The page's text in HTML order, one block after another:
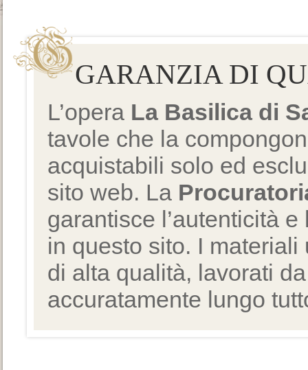
GARANZIA DI
L’opera La Basilica di
tavole che la
acquistabili solo ed
sito web. La
garantisce l’autenticità
in questo sito. I
di alta qualità, lavorati
accuratamente lungo